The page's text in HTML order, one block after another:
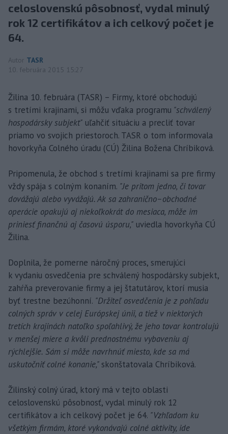
celoslovenskú pôsobnosť, vydal minulý
rok 12 certifikátov a ich celkový počet je
64.
Autor TASR
10. februára 2015 15:27
Žilina 10. februára (TASR) – Firmy, ktoré obchodujú
s tretími krajinami, si môžu vďaka programu "schválený
hospodársky subjekt" uľahčiť situáciu a precliť tovar
priamo vo svojich priestoroch. TASR o tom informovala
hovorkyňa Colného úradu (CÚ) Žilina Božena Chríbiková.
Pripomenula, že obchod s tretími krajinami sa pre firmy
vždy spája s colným konaním. "Je pritom jedno, či tovar
dovážajú alebo vyvážajú. Ak sa zahranično–obchodné
operácie opakujú aj niekoľkokrát do mesiaca, môže im
priniesť finančnú aj časovú úsporu," uviedla hovorkyňa CÚ
Žilina.
Doplnila, že pomerne náročný proces, smerujúci
k vydaniu osvedčenia pre schválený hospodársky subjekt,
zahŕňa preverovanie firmy a jej štatutárov, ktorí musia
byť trestne bezúhonní. "Držiteľ osvedčenia je z pohľadu
colných správ v celej Európskej únii, a tiež v niektorých
tretích krajinách natoľko spoľahlivý, že jeho tovar kontrolujú
v menšej miere a kvôli prednostnému vybaveniu aj
rýchlejšie. Sám si môže navrhnúť miesto, kde sa má
uskutočniť colné konanie," skonštatovala Chríbiková.
Žilinský colný úrad, ktorý má v tejto oblasti
celoslovenskú pôsobnosť, vydal minulý rok 12
certifikátov a ich celkový počet je 64. "Vzhľadom ku
všetkým firmám, ktoré vykonávajú colné aktivity, ide